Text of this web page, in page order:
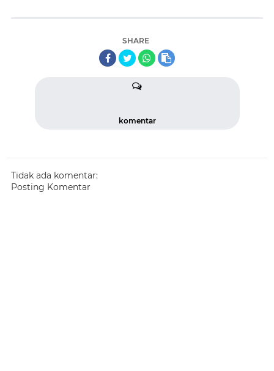
SHARE
komentar
Tidak ada komentar:
Posting Komentar